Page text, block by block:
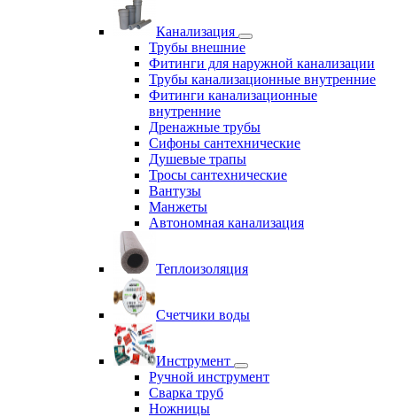
Канализация
Трубы внешние
Фитинги для наружной канализации
Трубы канализационные внутренние
Фитинги канализационные
внутренние
Дренажные трубы
Сифоны сантехнические
Душевые трапы
Тросы сантехнические
Вантузы
Манжеты
Автономная канализация
Теплоизоляция
Счетчики воды
Инструмент
Ручной инструмент
Сварка труб
Ножницы